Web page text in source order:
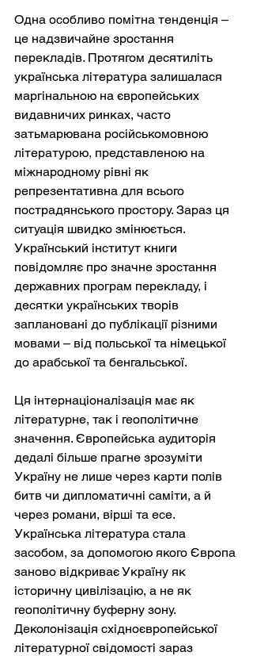
Одна особливо помітна тенденція –
це надзвичайне зростання
перекладів. Протягом десятиліть
українська література залишалася
маргінальною на європейських
видавничих ринках, часто
затьмарювана російськомовною
літературою, представленою на
міжнародному рівні як
репрезентативна для всього
пострадянського простору. Зараз ця
ситуація швидко змінюється.
Український інститут книги
повідомляє про значне зростання
державних програм перекладу, і
десятки українських творів
заплановані до публікації різними
мовами – від польської та німецької
до арабської та бенгальської.
Ця інтернаціоналізація має як
літературне, так і геополітичне
значення. Європейська аудиторія
дедалі більше прагне зрозуміти
Україну не лише через карти полів
битв чи дипломатичні саміти, а й
через романи, вірші та есе.
Українська література стала
засобом, за допомогою якого Європа
заново відкриває Україну як
історичну цивілізацію, а не як
геополітичну буферну зону.
Деколонізація східноєвропейської
літературної свідомості зараз